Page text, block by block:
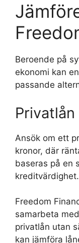
Beroende på
ekonomi kan
passande
Privatlån
Ansök om ett
kronor, där
baseras på en
kreditvärdighet.
Freedom
samarbeta
privatlån utan
kan jämföra